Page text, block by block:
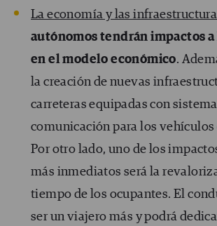
La economía y las
autónomos tendrán impactos
en el modelo económico.
la creación de nuevas
carreteras equipadas con
comunicación para los vehículos
Por otro lado, uno de los
más inmediatos será la
tiempo de los ocupantes. El
ser un viajero más y podrá